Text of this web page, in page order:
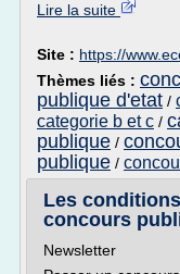
Lire la suite
Site : https://
Thèmes liés :
publique d'etat /
categorie b et c /
publique /
publique /
Les
concours
Newsletter